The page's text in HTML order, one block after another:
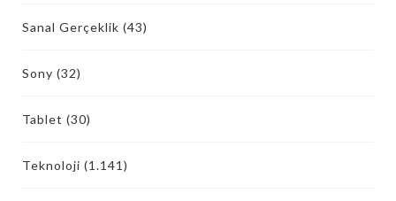
Sanal Gerçeklik (43)
Sony (32)
Tablet (30)
Teknoloji (1.141)